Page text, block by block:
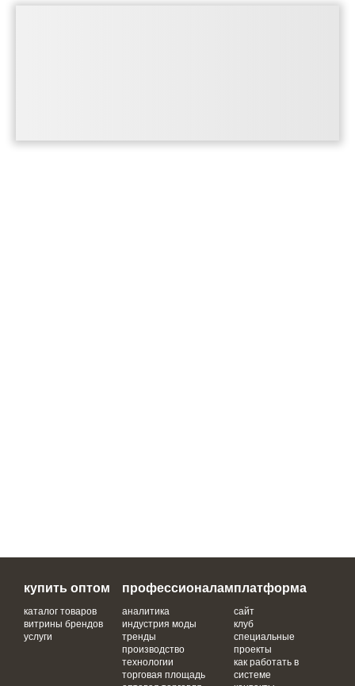
купить оптом
каталог товаров
витрины брендов
услуги
профессионалам
аналитика
индустрия моды
тренды
производство
технологии
торговая площадь
платформа
сайт
клуб
специальные
проекты
как работать в
системе